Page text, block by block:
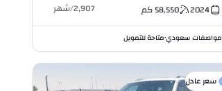
Turbocharged 2.0L I4
2024
58,550كم 2,907
/شهر
مواصفات سعودي•متاحة للتمويل
سعر عادل